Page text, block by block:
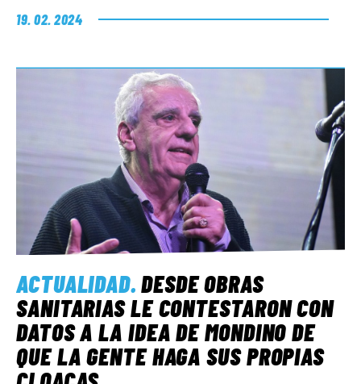
19. 02. 2024
ACTUALIDAD.DESDE OBRAS
SANITARIAS LE CONTESTARON CON
DATOS A LA IDEA DE MONDINO DE
QUE LA GENTE HAGA SUS PROPIAS